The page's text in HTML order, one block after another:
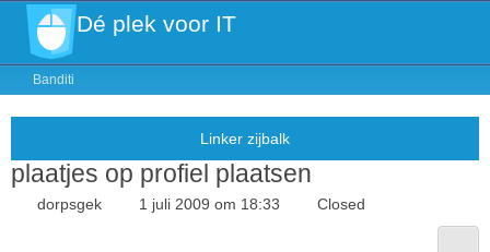
Dé plek voor IT
Banditi
plaatjes op profiel plaatsen
dorpsgek 1 juli 2009 om 18:33 Closed